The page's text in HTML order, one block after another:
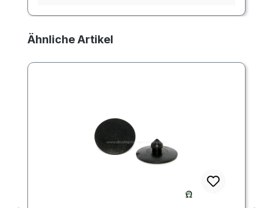
Produktgalerie überspringen
Ähnliche Artikel